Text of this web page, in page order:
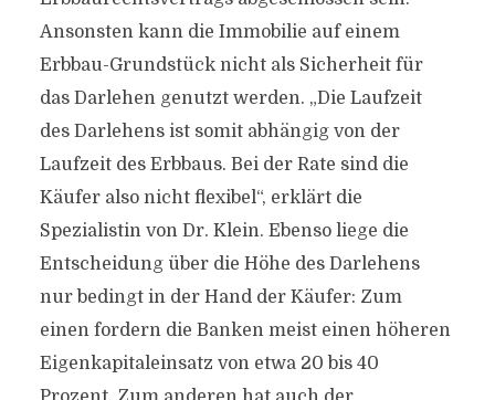
Ansonsten kann die Immobilie auf einem
Erbbau-Grundstück nicht als Sicherheit für
das Darlehen genutzt werden. „Die Laufzeit
des Darlehens ist somit abhängig von der
Laufzeit des Erbbaus. Bei der Rate sind die
Käufer also nicht flexibel“, erklärt die
Spezialistin von Dr. Klein. Ebenso liege die
Entscheidung über die Höhe des Darlehens
nur bedingt in der Hand der Käufer: Zum
einen fordern die Banken meist einen höheren
Eigenkapitaleinsatz von etwa 20 bis 40